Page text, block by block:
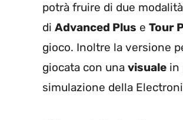
potrà fruire di due
di Advanced Plus e Tour
gioco. Inoltre la versione
giocata con una visuale in
simulazione della